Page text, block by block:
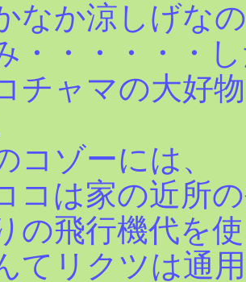
なか涼しげな
・・・・・・
チャマの大好
コゾーには、
コは家の近所
の飛行機代を
てリクツは通